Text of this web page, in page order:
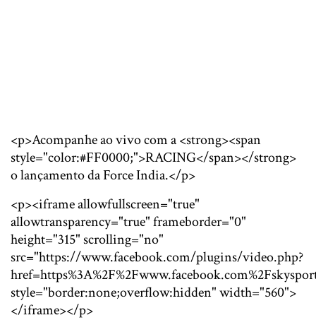
<p>Acompanhe ao vivo com a <strong><span
style="color:#FF0000;">RACING</span></strong>
o lançamento da Force India.</p>
<p><iframe allowfullscreen="true"
allowtransparency="true" frameborder="0"
height="315" scrolling="no"
src="https://www.facebook.com/plugins/video.php?
style="border:none;overflow:hidden" width="560">
</iframe></p>